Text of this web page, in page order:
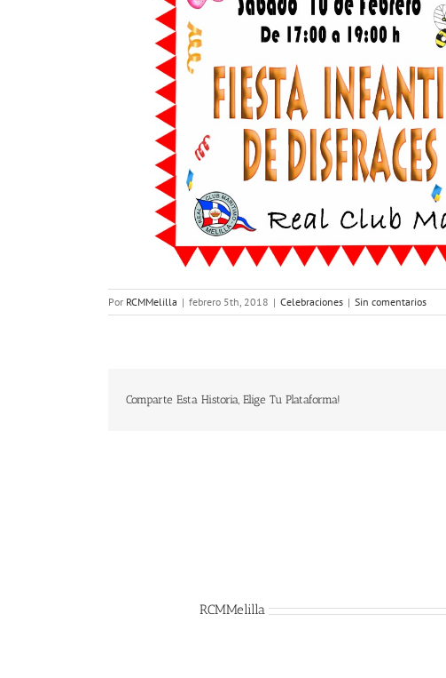
Por RCMMelilla | febrero 5th, 2018 | Celebraciones | Sin comentarios
Comparte Esta Historia, Elige Tu Plataforma!
RCMMelilla